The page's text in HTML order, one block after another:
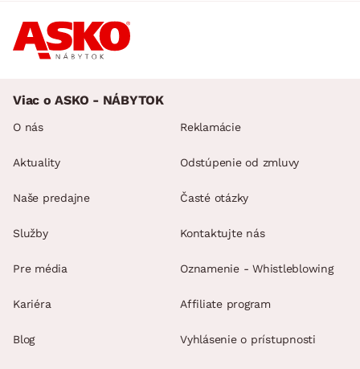
Viac o ASKO - NÁBYTOK
O nás
Aktuality
Naše predajne
Služby
Pre média
Kariéra
Blog
Reklamácie
Odstúpenie od zmluvy
Časté otázky
Kontaktujte nás
Oznamenie - Whistleblowing
Affiliate program
Vyhlásenie o prístupnosti